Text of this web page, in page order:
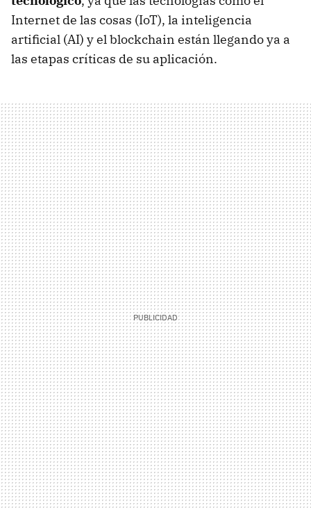
Internet de las cosas (IoT), la inteligencia
artificial (AI) y el blockchain están llegando ya a
las etapas críticas de su aplicación.